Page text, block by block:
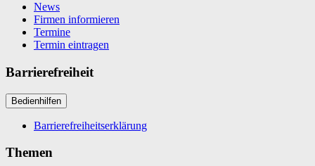
News
Firmen informieren
Termine
Termin eintragen
Barrierefreiheit
Bedienhilfen
Barrierefreiheitserklärung
Themen